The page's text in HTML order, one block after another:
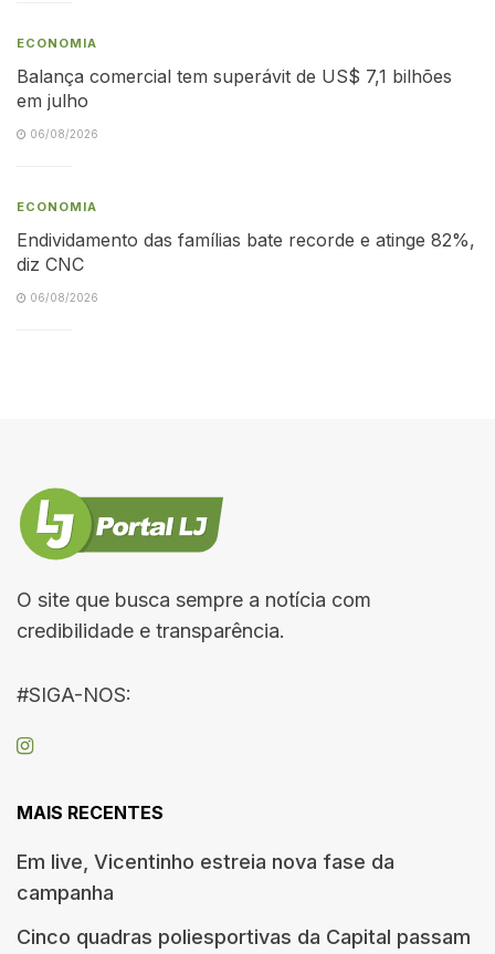
ECONOMIA
Balança comercial tem superávit de US$ 7,1 bilhões
em julho
06/08/2026
ECONOMIA
Endividamento das famílias bate recorde e atinge 82%,
diz CNC
06/08/2026
O site que busca sempre a notícia com
credibilidade e transparência.
#SIGA-NOS:
MAIS RECENTES
Em live, Vicentinho estreia nova fase da
campanha
Cinco quadras poliesportivas da Capital passam